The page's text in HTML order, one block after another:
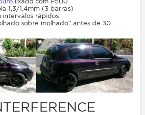
1,3/1,4mm (3 barras)
intervalos rápidos
sobre molhado” antes de 30